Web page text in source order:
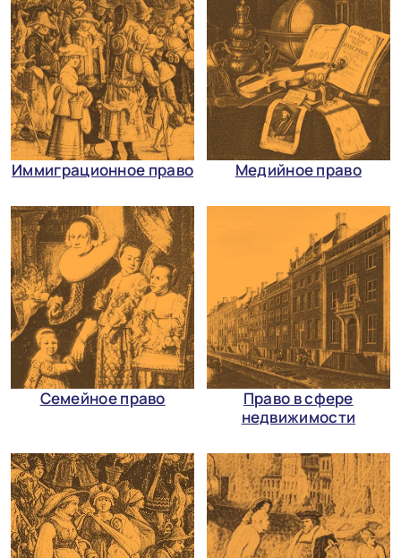
Иммиграционное право Медийное право
Семейное право
Право в сфере
недвижимости